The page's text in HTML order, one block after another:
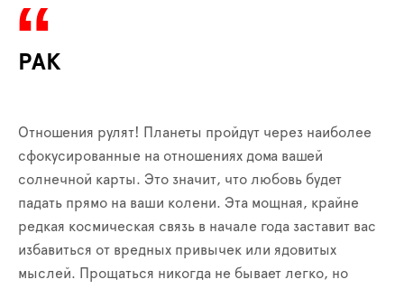
РАК
Отношения рулят! Планеты пройдут через наиболее
сфокусированные на отношениях дома вашей
солнечной карты. Это значит, что любовь будет
падать прямо на ваши колени. Эта мощная, крайне
редкая космическая связь в начале года заставит вас
избавиться от вредных привычек или ядовитых
мыслей. Прощаться никогда не бывает легко, но